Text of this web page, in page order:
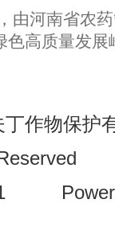
由河南省农
色高质量发展
作物保护
Reserved